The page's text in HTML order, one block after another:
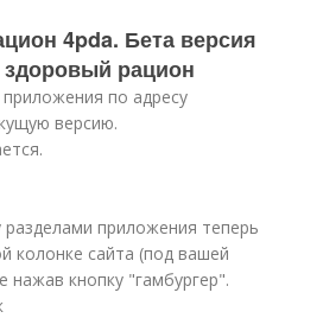
4pda. Бета версия
рацион
по адресу
версию.
приложения теперь
колонке сайта (под вашей
кнопку "гамбургер".